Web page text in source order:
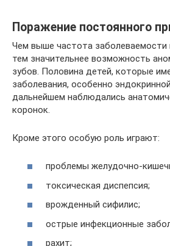
Поражение постоянного
Чем выше частота заболеваемости
тем значительнее возможность
зубов. Половина детей, которые
заболевания, особенно
дальнейшем наблюдались
коронок.
Кроме этого особую роль играют:
проблемы желудочно-
токсическая диспепсия;
врожденный сифилис;
острые инфекционные
рахит;